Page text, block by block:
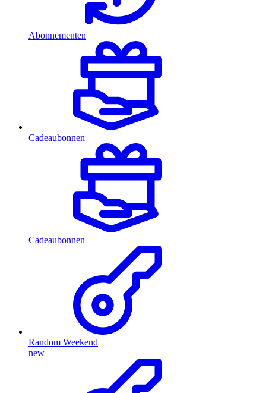
Abonnementen
Cadeaubonnen
Cadeaubonnen
Random Weekend
new